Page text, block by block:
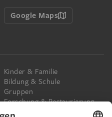
Google Maps
Kinder & Familie
Bildung & Schule
Gruppen
Forschung & Restaurierung